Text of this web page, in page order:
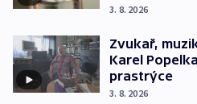
3. 8. 2026
Zvukař,
Karel
prastrýce
3. 8. 2026